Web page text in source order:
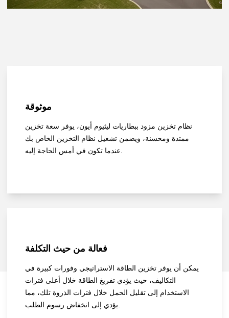
موثوقة
نظام تخزين مزود ببطاريات ليثيوم أيون، يوفر سعة تخزين
ممتدة ومحسنة، ويضمن تشغيل نظام التخزين الخاص بك
عندما تكون في أمس الحاجة إليه.
فعالة من حيث التكلفة
يمكن أن يوفر تخزين الطاقة الاستراتيجي وفورات كبيرة في
التكاليف، حيث يؤدي تفريغ الطاقة خلال أعلى فترات
الاستخدام إلى تقليل الحمل خلال فترات الذروة تلك، مما
يؤدي إلى انخفاض رسوم الطلب.